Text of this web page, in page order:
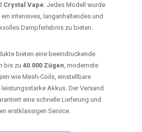
Crystal Vape. Jedes Modell wurde
intensives, langanhaltendes und
Dampferlebnis zu bieten.
bieten eine beeindruckende
bis zu 40.000 Zügen, modernste
wie Mesh-Coils, einstellbare
Akkus. Der Versand
eine schnelle Lieferung und
erstklassigen Service.